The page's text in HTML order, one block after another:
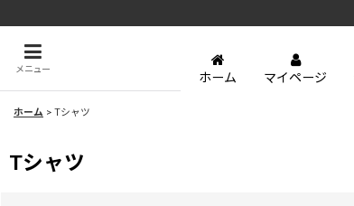
メニュー
ホーム マイページ
ホーム > Tシャツ
Tシャツ